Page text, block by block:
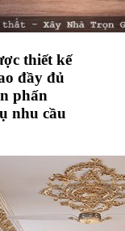
thiết kế
đầy đủ
phấn
nhu cầu